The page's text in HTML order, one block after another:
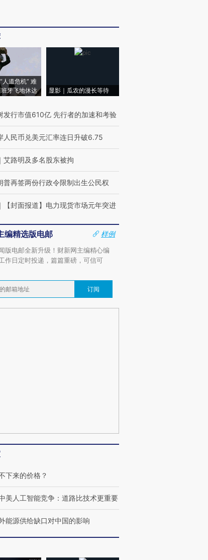
道危
人道危机” 难
牙飞地休达
显影｜瓜农的漫长等待
发行市值610亿 先行者的加速和考验
人民币兑美元汇率连日升破6.75
｜ 艾路明及多名股东被拘
普再签两份行政令限制出生公民权
｜ 【封面报道】电力现货市场元年突进
编精选版电邮
样例
版电邮全新升级！财新网主编精心编
作日定时投递，篇篇重磅，可信可
订阅
下来的价格？
美人工智能竞争：道路比技术更重要
能源供给缺口对中国的影响